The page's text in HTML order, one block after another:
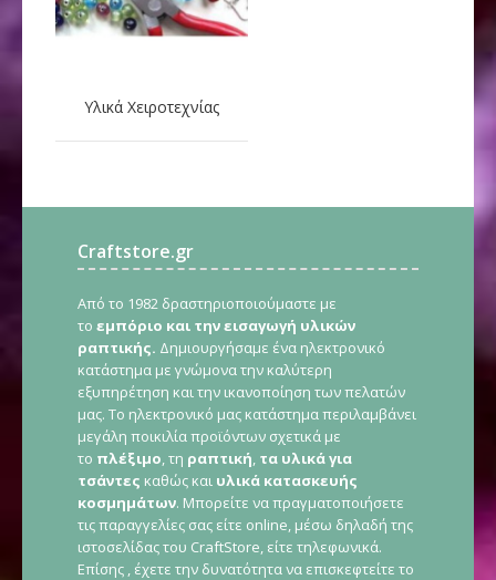
Υλικά Χειροτεχνίας
Craftstore.gr
Από το 1982 δραστηριοποιούμαστε με
το εμπόριο και την εισαγωγή υλικών
ραπτικής. Δημιουργήσαμε ένα ηλεκτρονικό
κατάστημα με γνώμονα την καλύτερη
εξυπηρέτηση και την ικανοποίηση των πελατών
μας. Το ηλεκτρονικό μας κατάστημα περιλαμβάνει
μεγάλη ποικιλία προϊόντων σχετικά με
το πλέξιμο, τη ραπτική, τα υλικά για
τσάντες καθώς και υλικά κατασκευής
κοσμημάτων. Μπορείτε να πραγματοποιήσετε
τις παραγγελίες σας είτε online, μέσω δηλαδή της
ιστοσελίδας του CraftStore, είτε τηλεφωνικά.
Επίσης , έχετε την δυνατότητα να επισκεφτείτε το